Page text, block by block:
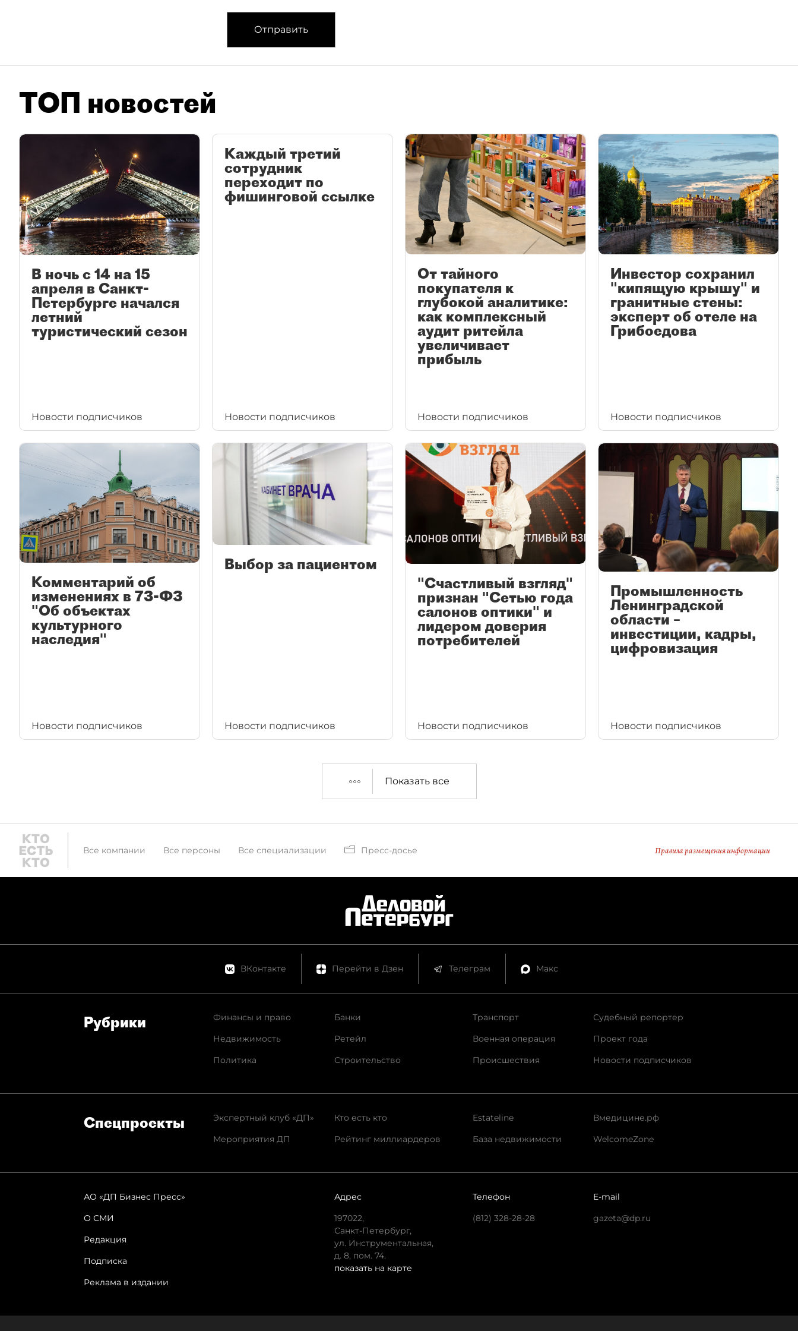
Отправить
ТОП новостей
В ночь с 14 на 15
апреля в Санкт-
Петербурге начался
летний
туристический сезон
Новости подписчиков
Каждый третий
сотрудник
переходит по
фишинговой ссылке
Новости подписчиков
От тайного
покупателя к
глубокой аналитике:
как комплексный
аудит ритейла
увеличивает
прибыль
Новости подписчиков
Инвестор сохранил
"кипящую крышу" и
гранитные стены:
эксперт об отеле на
Грибоедова
Новости подписчиков
Комментарий об
изменениях в 73-ФЗ
"Об объектах
культурного
наследия"
Новости подписчиков
Выбор за пациентом
Новости подписчиков
"Счастливый взгляд"
признан "Сетью года
салонов оптики" и
лидером доверия
потребителей
Новости подписчиков
Промышленность
Ленинградской
области –
инвестиции, кадры,
цифровизация
Новости подписчиков
Показать все
Все компании Все персоны Все специализации Пресс-досье Правила размещения информации
ВКонтакте Перейти в Дзен Телеграм Макс
Рубрики
Финансы и право
Недвижимость
Политика
Банки
Ретейл
Строительство
Транспорт
Военная операция
Происшествия
Судебный репортер
Проект года
Новости подписчиков
Спец­проекты
Экспертный клуб «ДП»
Мероприятия ДП
Кто есть кто
Рейтинг миллиардеров
Estateline
База недвижимости
Вмедицине.рф
WelcomeZone
АО «ДП Бизнес Пресс»
О СМИ
Редакция
Подписка
Реклама в издании
Адрес
197022,
Санкт-Петербург,
ул. Инструментальная,
д. 8, пом. 74.
показать на карте
Телефон
(812) 328-28-28
E-mail
gazeta@dp.ru